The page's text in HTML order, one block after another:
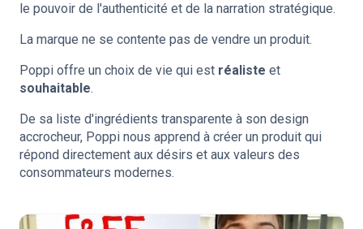
le pouvoir de l'authenticité et de la narration stratégique.
La marque ne se contente pas de vendre un produit.
Poppi offre un choix de vie qui est réaliste et
souhaitable.
De sa liste d'ingrédients transparente à son design
accrocheur, Poppi nous apprend à créer un produit qui
répond directement aux désirs et aux valeurs des
consommateurs modernes.